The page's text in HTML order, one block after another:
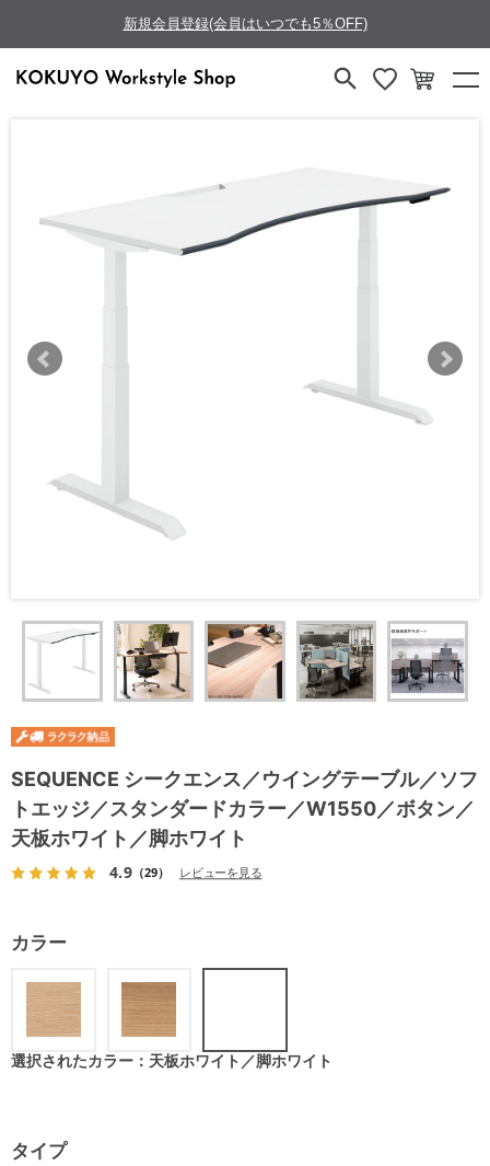
新規会員登録(会員はいつでも5％OFF)
SEQUENCE シークエンス／ウイングテーブル／ソフ
トエッジ／スタンダードカラー／W1550／ボタン／
天板ホワイト／脚ホワイト
4.9（29） レビューを見る
カラー
選択されたカラー：天板ホワイト／脚ホワイト
タイプ